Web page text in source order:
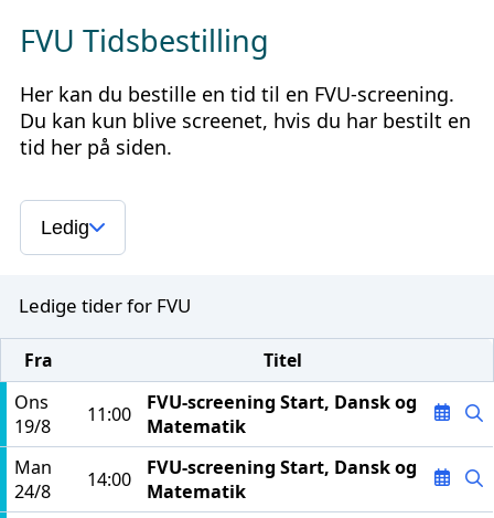
FVU Tidsbestilling
Her kan du bestille en tid til en FVU-screening.
Du kan kun blive screenet, hvis du har bestilt en
tid her på siden.
Ledig
Ledige tider for FVU
Fra
Titel
Ons
19/8
11:00
FVU-screening Start, Dansk og
Matematik
Man
24/8
14:00
FVU-screening Start, Dansk og
Matematik